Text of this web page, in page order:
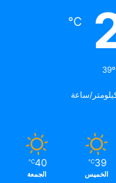
℃
39
℃
الخميس
40
℃
الجمعة